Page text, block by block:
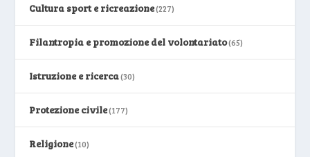
Cultura sport e ricreazione(227)
Filantropia e promozione del volontariato(65)
Istruzione e ricerca(30)
Protezione civile(177)
Religione(10)